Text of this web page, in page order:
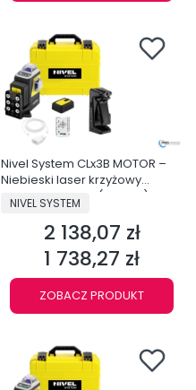
Nivel System CLx3B MOTOR –
Niebieski laser krzyżowy
zmotoryzowany (3x360°)
Bluetooth
PRODUCENT
NIVEL SYSTEM
Cena
2 138,07 zł
Cena
1 738,27 zł
ZOBACZ PRODUKT